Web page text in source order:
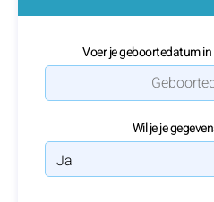
Voer je geboortedatum
Wil je je